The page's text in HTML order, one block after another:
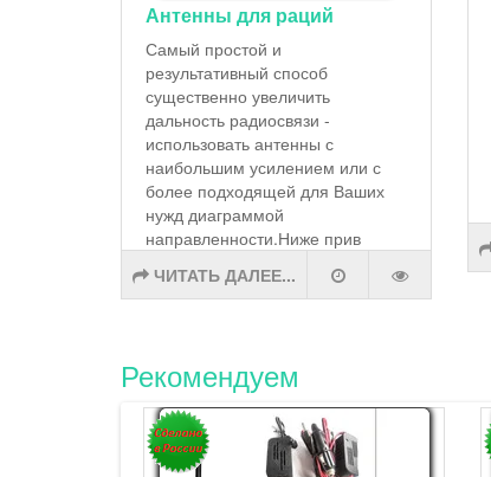
Антенны для раций
Самый простой и
результативный способ
существенно увеличить
дальность радиосвязи -
использовать антенны с
наибольшим усилением или с
более подходящей для Ваших
нужд диаграммой
направленности.Ниже прив
ЧИТАТЬ ДАЛЕЕ...
Рекомендуем